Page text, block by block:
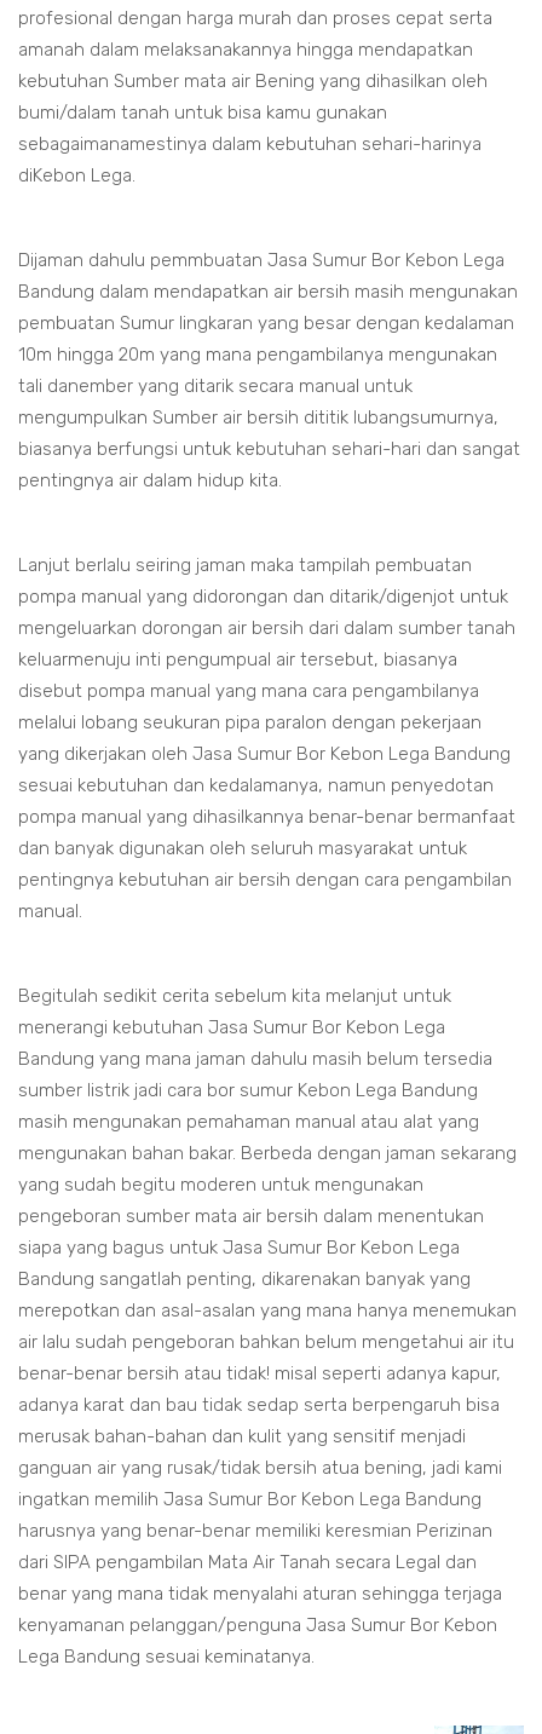
profesional dengan harga murah dan proses cepat serta
amanah dalam melaksanakannya hingga mendapatkan
kebutuhan Sumber mata air Bening yang dihasilkan oleh
bumi/dalam tanah untuk bisa kamu gunakan
sebagaimanamestinya dalam kebutuhan sehari-harinya
diKebon Lega.
Dijaman dahulu pemmbuatan Jasa Sumur Bor Kebon Lega
Bandung dalam mendapatkan air bersih masih mengunakan
pembuatan Sumur lingkaran yang besar dengan kedalaman
10m hingga 20m yang mana pengambilanya mengunakan
tali danember yang ditarik secara manual untuk
mengumpulkan Sumber air bersih dititik lubangsumurnya,
biasanya berfungsi untuk kebutuhan sehari-hari dan sangat
pentingnya air dalam hidup kita.
Lanjut berlalu seiring jaman maka tampilah pembuatan
pompa manual yang didorongan dan ditarik/digenjot untuk
mengeluarkan dorongan air bersih dari dalam sumber tanah
keluarmenuju inti pengumpual air tersebut, biasanya
disebut pompa manual yang mana cara pengambilanya
melalui lobang seukuran pipa paralon dengan pekerjaan
yang dikerjakan oleh Jasa Sumur Bor Kebon Lega Bandung
sesuai kebutuhan dan kedalamanya, namun penyedotan
pompa manual yang dihasilkannya benar-benar bermanfaat
dan banyak digunakan oleh seluruh masyarakat untuk
pentingnya kebutuhan air bersih dengan cara pengambilan
manual.
Begitulah sedikit cerita sebelum kita melanjut untuk
menerangi kebutuhan Jasa Sumur Bor Kebon Lega
Bandung yang mana jaman dahulu masih belum tersedia
sumber listrik jadi cara bor sumur Kebon Lega Bandung
masih mengunakan pemahaman manual atau alat yang
mengunakan bahan bakar. Berbeda dengan jaman sekarang
yang sudah begitu moderen untuk mengunakan
pengeboran sumber mata air bersih dalam menentukan
siapa yang bagus untuk Jasa Sumur Bor Kebon Lega
Bandung sangatlah penting, dikarenakan banyak yang
merepotkan dan asal-asalan yang mana hanya menemukan
air lalu sudah pengeboran bahkan belum mengetahui air itu
benar-benar bersih atau tidak! misal seperti adanya kapur,
adanya karat dan bau tidak sedap serta berpengaruh bisa
merusak bahan-bahan dan kulit yang sensitif menjadi
ganguan air yang rusak/tidak bersih atua bening, jadi kami
ingatkan memilih Jasa Sumur Bor Kebon Lega Bandung
harusnya yang benar-benar memiliki keresmian Perizinan
dari SIPA pengambilan Mata Air Tanah secara Legal dan
benar yang mana tidak menyalahi aturan sehingga terjaga
kenyamanan pelanggan/penguna Jasa Sumur Bor Kebon
Lega Bandung sesuai keminatanya.